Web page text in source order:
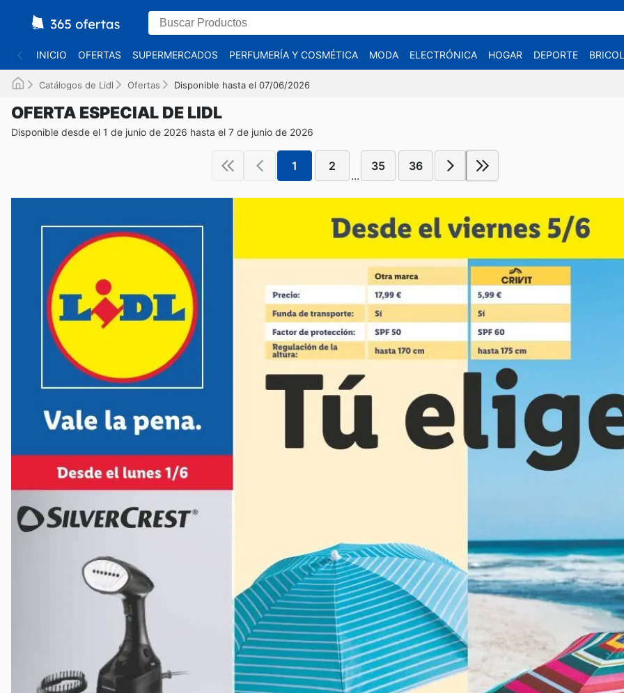
INICIO OFERTAS SUPERMERCADOS PERFUMERÍA Y COSMÉTICA MODA ELECTRÓNICA HOGAR DEPORTE
Catálogos de Lidl Ofertas Disponible hasta el 07/06/2026
OFERTA ESPECIAL DE LIDL
Disponible desde el 1 de junio de 2026 hasta el 7 de junio de 2026
1 2
...
35 36